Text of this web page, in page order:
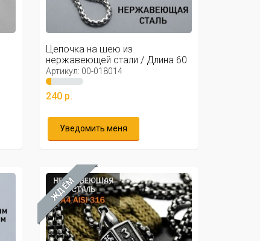
Цепочка на шею из
нержавеющей стали / Длина 60
см, ширина ...
Артикул: 00-018014
240 р.
Уведомить меня
ЖДЁМ